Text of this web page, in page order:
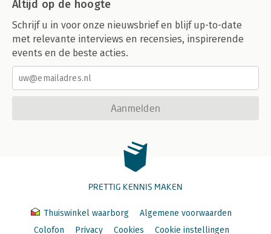
Altijd op de hoogte
Schrijf u in voor onze nieuwsbrief en blijf up-to-date
met relevante interviews en recensies, inspirerende
events en de beste acties.
Aanmelden
PRETTIG KENNIS MAKEN
Thuiswinkel waarborg
Algemene voorwaarden
Colofon
Privacy Cookies Cookie instellingen